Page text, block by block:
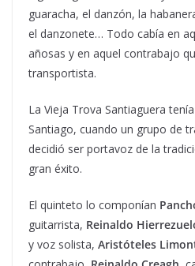
guaracha, el danzón, la
el danzonete… Todo cabía en
añosas y en aquel contrabajo
transportista.
La Vieja Trova Santiaguera
Santiago, cuando un grupo de
decidió ser portavoz de la
gran éxito.
El quinteto lo componían
guitarrista, Reinaldo
y voz solista, Aristóteles